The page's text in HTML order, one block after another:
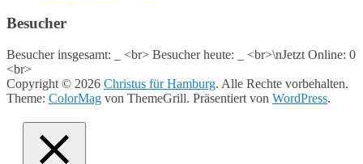
Besucher
Besucher insgesamt: <br> Besucher heute:
<br>\nJetzt Online: 0
<br>
Copyright © 2026 Christus für Hamburg. Alle Rechte vorbehalten.
Theme: ColorMag von ThemeGrill. Präsentiert von WordPress.